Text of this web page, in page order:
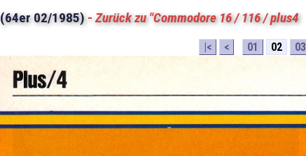
(64er 02/1985)-Zurück zu "Commodore 16 / 116 / plus4
|< < 01 02 03